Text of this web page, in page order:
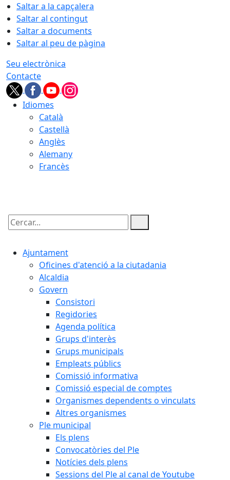
Saltar a la capçalera
Saltar al contingut
Saltar a documents
Saltar al peu de pàgina
Seu electrònica
Contacte
Idiomes
Català
Castellà
Anglès
Alemany
Francès
Cercar:
Ajuntament
Oficines d'atenció a la ciutadania
Alcaldia
Govern
Consistori
Regidories
Agenda política
Grups d'interès
Grups municipals
Empleats públics
Comissió informativa
Comissió especial de comptes
Organismes dependents o vinculats
Altres organismes
Ple municipal
Els plens
Convocatòries del Ple
Notícies dels plens
Sessions del Ple al canal de Youtube